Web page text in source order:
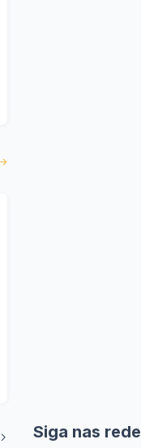
Siga nas